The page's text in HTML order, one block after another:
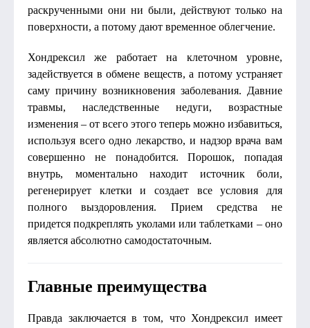
раскрученными они ни были, действуют только на
поверхности, а потому дают временное облегчение.
Хондрексил же работает на клеточном уровне,
задействуется в обмене веществ, а потому устраняет
саму причину возникновения заболевания. Давние
травмы, наследственные недуги, возрастные
изменения – от всего этого теперь можно избавиться,
используя всего одно лекарство, и надзор врача вам
совершенно не понадобится. Порошок, попадая
внутрь, моментально находит источник боли,
регенерирует клетки и создает все условия для
полного выздоровления. Прием средства не
придется подкреплять уколами или таблетками – оно
является абсолютно самодостаточным.
Главные преимущества
Правда заключается в том, что Хондрексил имеет